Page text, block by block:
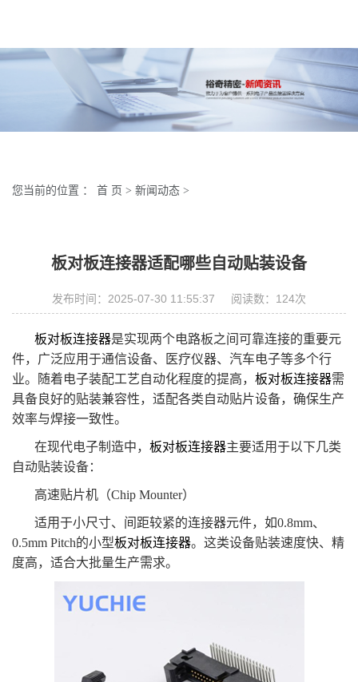
您当前的位置 ： 首 页 > 新闻动态 >
板对板连接器适配哪些自动贴装设备
发布时间：2025-07-30 11:55:37 阅读数： 124次
板对板连接器是实现两个电路板之间可靠连接的重要元
件，广泛应用于通信设备、医疗仪器、汽车电子等多个行
业。随着电子装配工艺自动化程度的提高， 板对板连接器需
具备良好的贴装兼容性，适配各类自动贴片设备，确保生产
效率与焊接一致性。
在现代电子制造中， 板对板连接器主要适用于以下几类
自动贴装设备：
高速贴片机（Chip Mounter）
适用于小尺寸、间距较紧的连接器元件，如0.8mm、
0.5mm Pitch的小型板对板连接器。这类设备贴装速度快、精
度高，适合大批量生产需求。